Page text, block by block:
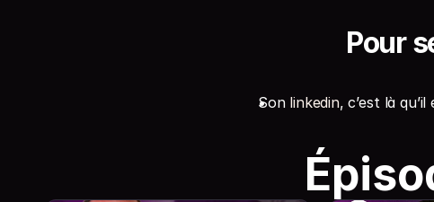
Pour
Son ⁠linkedin⁠, c’est là